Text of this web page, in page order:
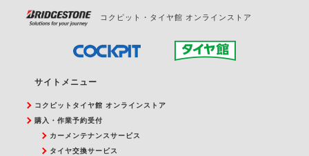
コクピット・タイヤ館 オンラインストア
サイトメニュー
コクピットタイヤ館 オンラインストア
購入・作業予約受付
カーメンテナンスサービス
タイヤ交換サービス